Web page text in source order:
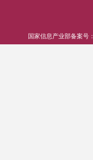
国家信息产业部备案号：